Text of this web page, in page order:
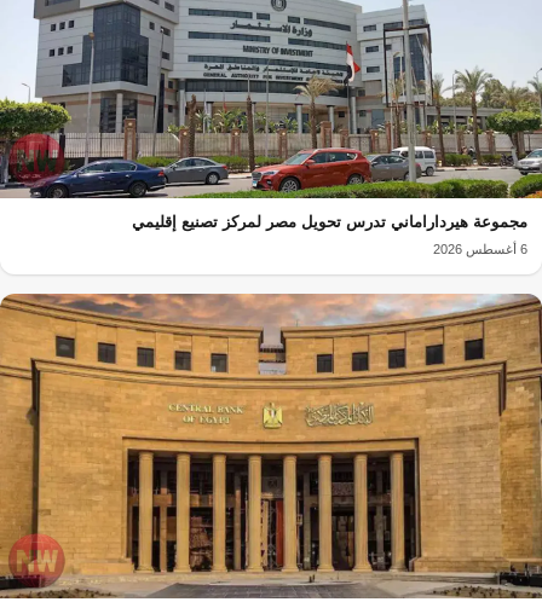
مجموعة هيرداراماني تدرس تحويل مصر لمركز تصنيع إقليمي
6 أغسطس 2026